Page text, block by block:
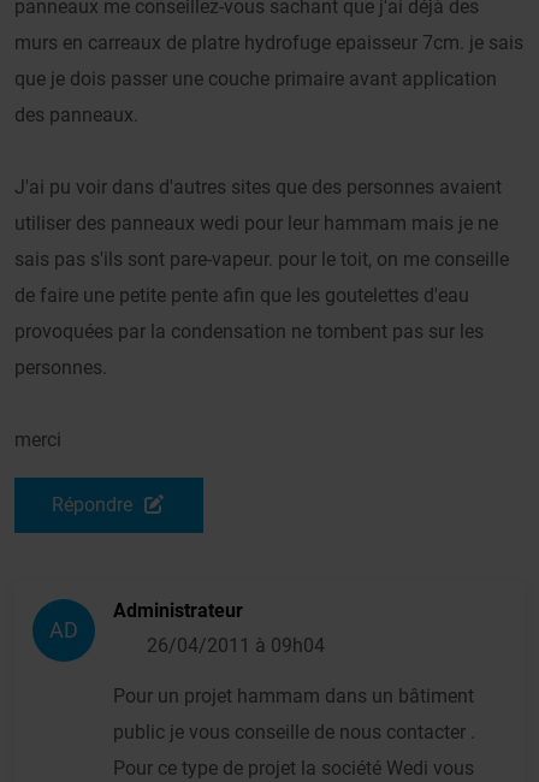
panneaux me conseillez-vous sachant que j'ai déjà des
murs en carreaux de platre hydrofuge epaisseur 7cm. je sais
que je dois passer une couche primaire avant application
des panneaux.
J'ai pu voir dans d'autres sites que des personnes avaient
utiliser des panneaux wedi pour leur hammam mais je ne
sais pas s'ils sont pare-vapeur. pour le toit, on me conseille
de faire une petite pente afin que les goutelettes d'eau
provoquées par la condensation ne tombent pas sur les
personnes.
merci
Répondre
AD
Administrateur
26/04/2011 à 09h04
Pour un projet hammam dans un bâtiment
public je vous conseille de nous contacter .
Pour ce type de projet la société Wedi vous